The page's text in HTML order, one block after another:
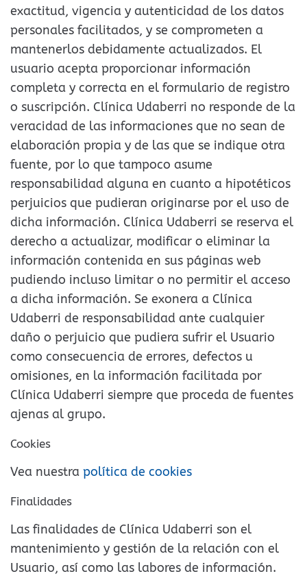
exactitud, vigencia y autenticidad de los datos
personales facilitados, y se comprometen a
mantenerlos debidamente actualizados. El
usuario acepta proporcionar información
completa y correcta en el formulario de registro
o suscripción. Clínica Udaberri no responde de la
veracidad de las informaciones que no sean de
elaboración propia y de las que se indique otra
fuente, por lo que tampoco asume
responsabilidad alguna en cuanto a hipotéticos
perjuicios que pudieran originarse por el uso de
dicha información. Clínica Udaberri se reserva el
derecho a actualizar, modificar o eliminar la
información contenida en sus páginas web
pudiendo incluso limitar o no permitir el acceso
a dicha información. Se exonera a Clínica
Udaberri de responsabilidad ante cualquier
daño o perjuicio que pudiera sufrir el Usuario
como consecuencia de errores, defectos u
omisiones, en la información facilitada por
Clínica Udaberri siempre que proceda de fuentes
ajenas al grupo.
Cookies
Vea nuestra política de cookies
Finalidades
Las finalidades de Clínica Udaberri son el
mantenimiento y gestión de la relación con el
Usuario, así como las labores de información.